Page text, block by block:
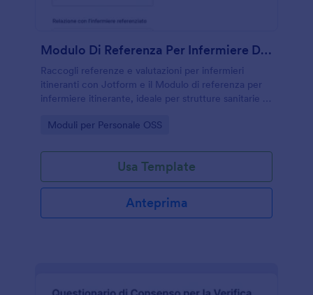
Modulo Di Referenza Per Infermiere Di Viaggio
Raccogli referenze e valutazioni per infermieri
itineranti con Jotform e il Modulo di referenza per
infermiere itinerante, ideale per strutture sanitarie e
e ogni invio del modulo.
Go to Category:
Moduli per Personale OSS
Usa Template
Anteprima